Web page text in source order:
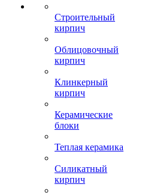
Строительный
кирпич
Облицовочный
кирпич
Клинкерный
кирпич
Керамические
блоки
Теплая керамика
Силикатный
кирпич